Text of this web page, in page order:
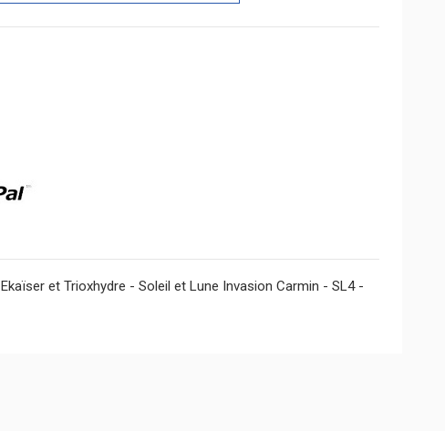
et Trioxhydre - Soleil et Lune Invasion Carmin - SL4 -